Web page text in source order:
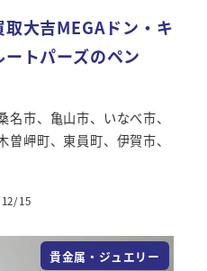
取大吉MEGAドン・キ
トパーズのペン
市、亀山市、いなべ市、
岬町、東員町、伊賀市、
15
貴金属・ジュエリー